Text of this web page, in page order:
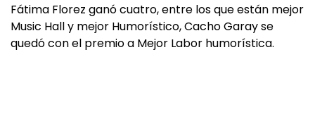
Fátima Florez ganó cuatro, entre los que están mejor
Music Hall y mejor Humorístico, Cacho Garay se
quedó con el premio a Mejor Labor humorística.